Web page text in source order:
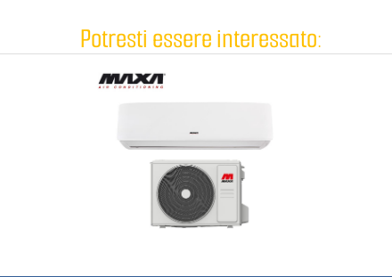
Potresti essere interessato: